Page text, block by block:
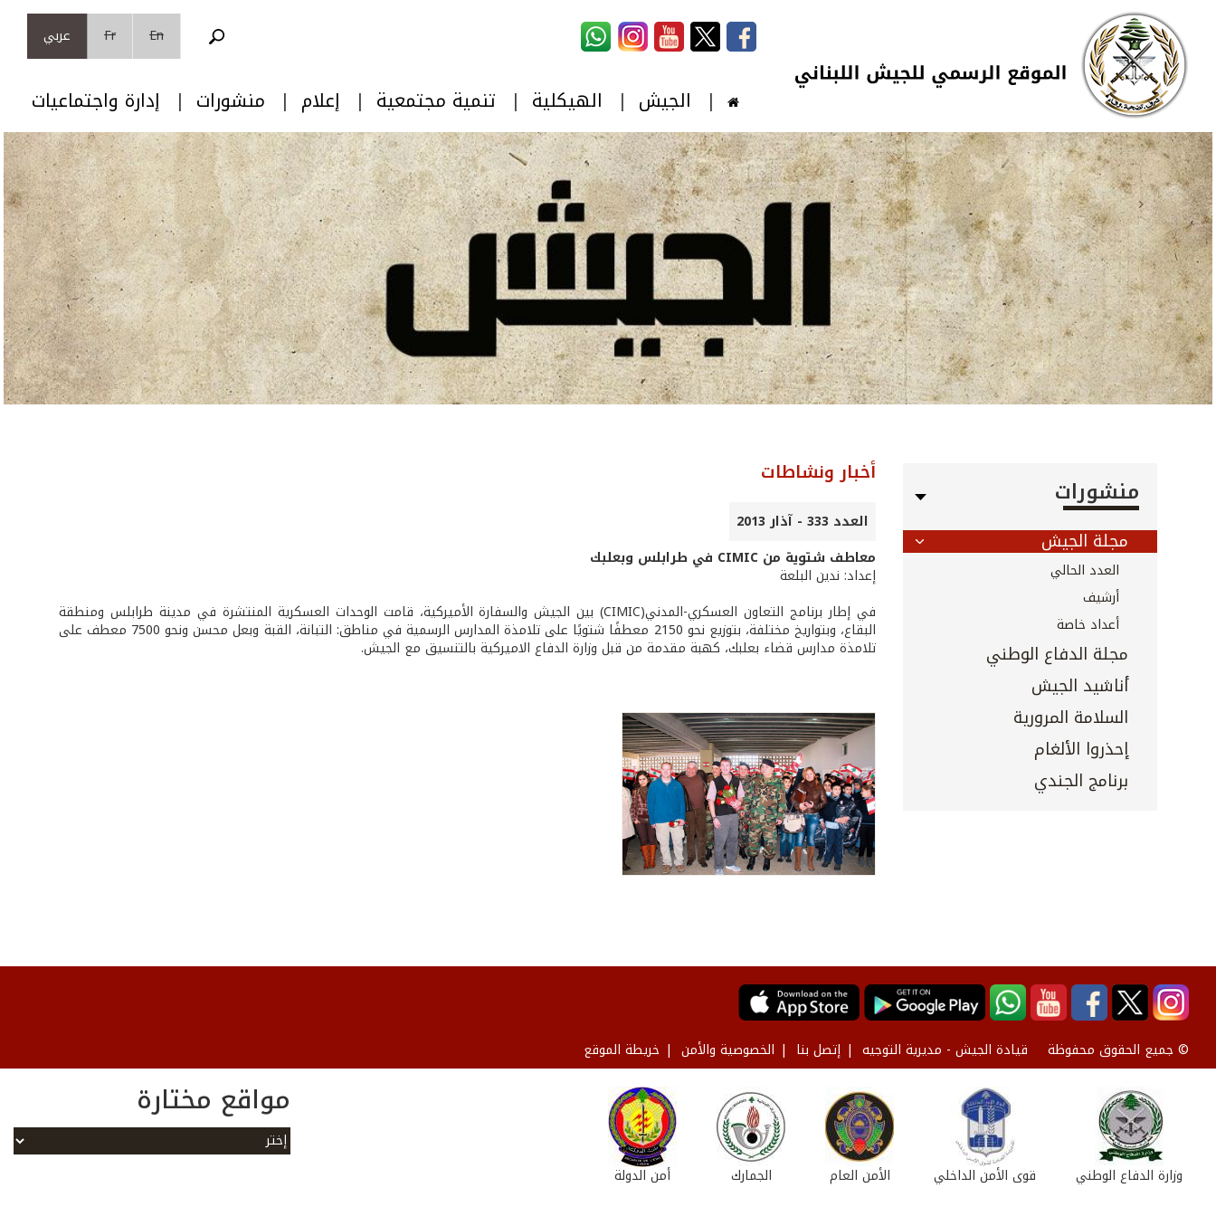
تجاوز إلى المحتوى الرئيسي
Skip to navigation
En
Fr عربي
الجيش الهيكلية تنمية مجتمعية إعلام منشورات إدارة واجتماعيات
منشورات
مجلة الجيش
العدد الحالي
أرشيف
أعداد خاصة
مجلة الدفاع الوطني
أناشيد الجيش
السلامة المرورية
إحذروا الألغام
برنامج الجندي
أخبار ونشاطات
العدد 333 - آذار 2013
معاطف شتوية من CIMIC في طرابلس وبعلبك
إعداد: ندين البلعة
في إطار برنامج التعاون العسكري-المدني(CIMIC) بين الجيش والسفارة الأميركية، قامت الوحدات العسكرية المنتشرة في مدينة طرابلس ومنطقة
البقاع، وبتواريخ مختلفة، بتوزيع نحو 2150 معطفًا شتويًا على تلامذة المدارس الرسمية في مناطق: التبانة، القبة وبعل محسن ونحو 7500 معطف على
تلامذة مدارس قضاء بعلبك، كهبة مقدمة من قبل وزارة الدفاع الاميركية بالتنسيق مع الجيش.
© جميع الحقوق محفوظة قيادة الجيش - مديرية التوجيه إتصل بنا الخصوصية والأمن خريطة الموقع
أمن الدولة الجمارك الأمن العام قوى الأمن الداخلي وزارة الدفاع الوطني
مواقع مختارة